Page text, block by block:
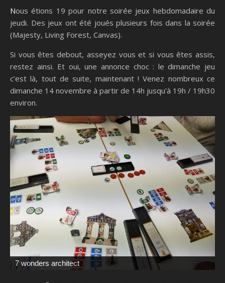
Nous étions 19 pour notre soirée jeux hebdomadaire du
jeudi. Des jeux ont été joués plusieurs fois dans la soirée
(Majesty, Living Forest, Canvas).
Si vous êtes debout, asseyez vous et si vous êtes assis,
restez ainsi. Et oui, une annonce choc : le dimanche jeu
c’est là, tout de suite, maintenant ! Venez nombreux ce
dimanche 14 novembre à partir de 14h jusqu’à 19h / 19h30
environ.
7 wonders architect